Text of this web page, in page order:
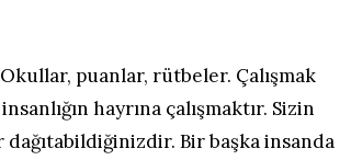
puanlar, rütbeler. Çalışmak
hayrına çalışmaktır. Sizin
dağıtabildiğinizdir. Bir başka insanda